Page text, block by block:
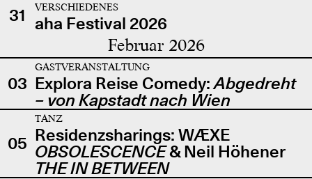
31
VERSCHIEDENES
aha Festival 2026
Februar 2026
03
GASTVERANSTALTUNG
Explora Reise Comedy:Abgedreht
– von Kapstadt nach Wien
05
TANZ
Residenzsharings: WÆXE
OBSOLESCENCE& Neil Höhener
THE IN BETWEEN